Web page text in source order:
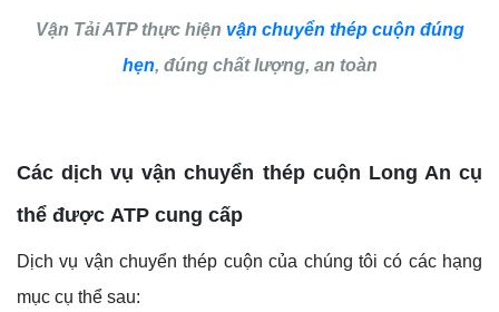
Vận Tải ATP thực hiện vận chuyển thép cuộn đúng
hẹn, đúng chất lượng, an toàn
Các dịch vụ vận chuyển thép cuộn Long An cụ
thể được ATP cung cấp
Dịch vụ vận chuyển thép cuộn của chúng tôi có các hạng
mục cụ thể sau: